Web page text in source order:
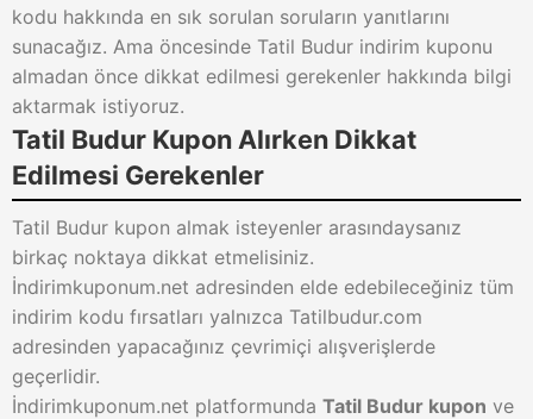
kodu hakkında en sık sorulan soruların yanıtlarını
sunacağız. Ama öncesinde Tatil Budur indirim kuponu
almadan önce dikkat edilmesi gerekenler hakkında bilgi
aktarmak istiyoruz.
Tatil Budur Kupon Alırken Dikkat
Edilmesi Gerekenler
Tatil Budur kupon almak isteyenler arasındaysanız
birkaç noktaya dikkat etmelisiniz.
İndirimkuponum.net adresinden elde edebileceğiniz tüm
indirim kodu fırsatları yalnızca Tatilbudur.com
adresinden yapacağınız çevrimiçi alışverişlerde
geçerlidir.
İndirimkuponum.net platformunda Tatil Budur kupon ve